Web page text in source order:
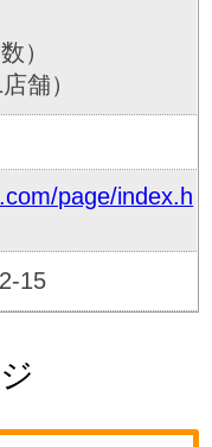
）
舗）
page/index.h
15